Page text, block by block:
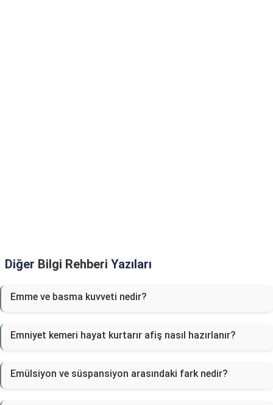
Diğer Bilgi Rehberi Yazıları
Emme ve basma kuvveti nedir?
Emniyet kemeri hayat kurtarır afiş nasıl hazırlanır?
Emülsiyon ve süspansiyon arasındaki fark nedir?